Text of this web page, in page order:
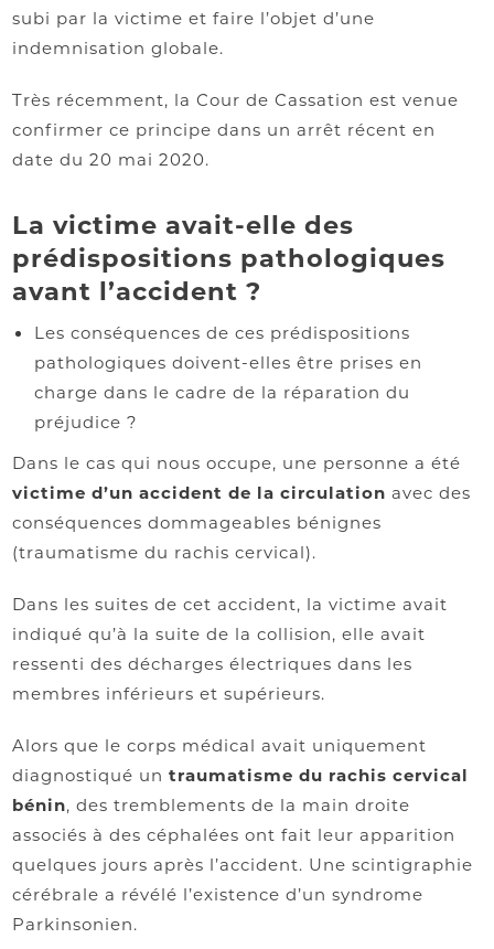
subi par la victime et faire l’objet d’une
indemnisation globale.
Très récemment, la Cour de Cassation est venue
confirmer ce principe dans un arrêt récent en
date du 20 mai 2020.
La victime avait-elle des
prédispositions pathologiques
avant l’accident ?
Les conséquences de ces prédispositions
pathologiques doivent-elles être prises en
charge dans le cadre de la réparation du
préjudice ?
Dans le cas qui nous occupe, une personne a été
victime d’un accident de la circulation avec des
conséquences dommageables bénignes
(traumatisme du rachis cervical).
Dans les suites de cet accident, la victime avait
indiqué qu’à la suite de la collision, elle avait
ressenti des décharges électriques dans les
membres inférieurs et supérieurs.
Alors que le corps médical avait uniquement
diagnostiqué untraumatisme du rachis cervical
bénin, des tremblements de la main droite
associés à des céphalées ont fait leur apparition
quelques jours après l’accident. Une scintigraphie
cérébrale a révélé l’existence d’un syndrome
Parkinsonien.